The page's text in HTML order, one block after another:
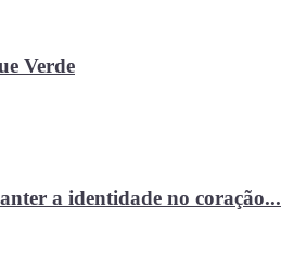
Verde
a identidade no coração...